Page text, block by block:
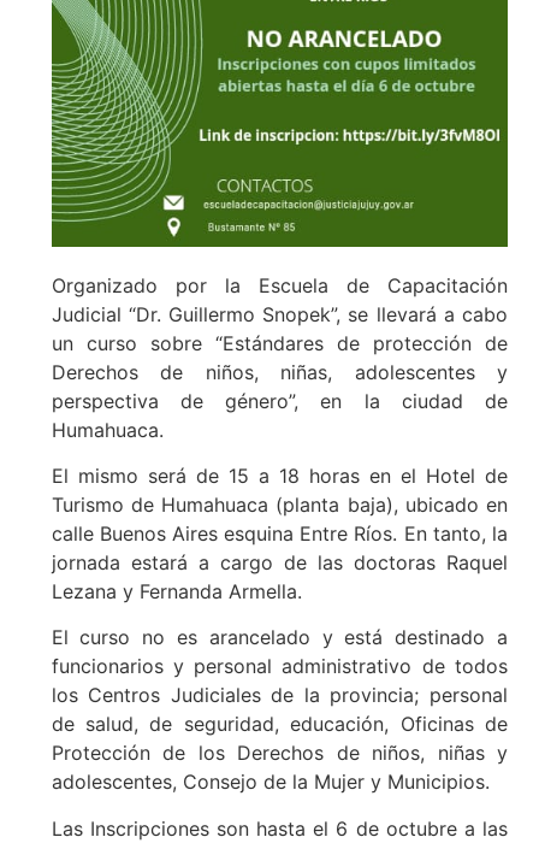
Organizado por la Escuela de Capacitación
Judicial “Dr. Guillermo Snopek”, se llevará a cabo
un curso sobre “Estándares de protección de
Derechos de niños, niñas, adolescentes y
perspectiva de género”, en la ciudad de
Humahuaca.
El mismo será de 15 a 18 horas en el Hotel de
Turismo de Humahuaca (planta baja), ubicado en
calle Buenos Aires esquina Entre Ríos. En tanto, la
jornada estará a cargo de las doctoras Raquel
Lezana y Fernanda Armella.
El curso no es arancelado y está destinado a
funcionarios y personal administrativo de todos
los Centros Judiciales de la provincia; personal
de salud, de seguridad, educación, Oficinas de
Protección de los Derechos de niños, niñas y
adolescentes, Consejo de la Mujer y Municipios.
Las Inscripciones son hasta el 6 de octubre a las